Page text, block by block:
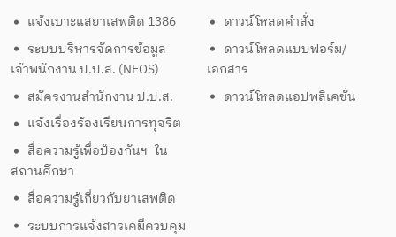
แจ้งเบาะแสยาเสพติด 1386
ระบบบริหารจัดการข้อมูล
เจ้าพนักงาน ป.ป.ส. (NEOS)
สมัครงานสำนักงาน ป.ป.ส.
แจ้งเรื่องร้องเรียนการทุจริต
สื่อความรู้เพื่อป้องกันฯ ใน
สถานศึกษา
สื่อความรู้เกี่ยวกับยาเสพติด
ระบบการแจ้งสารเคมีควบคุม
ดาวน์โหลดคำสั่ง
ดาวน์โหลดแบบฟอร์ม/
เอกสาร
ดาวน์โหลดแอปพลิเคชั่น